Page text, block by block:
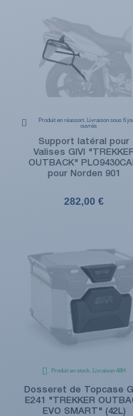
Produit en réassort. Livraison sous 6
ouvrés
Support latéral pour
Valises GIVI
OUTBACK"
pour Norden 901
282,00 €
Produit en stock. Livraison 48H
Dosseret de Topcase
E241 "TREKKER
EVO SMART" (42L)